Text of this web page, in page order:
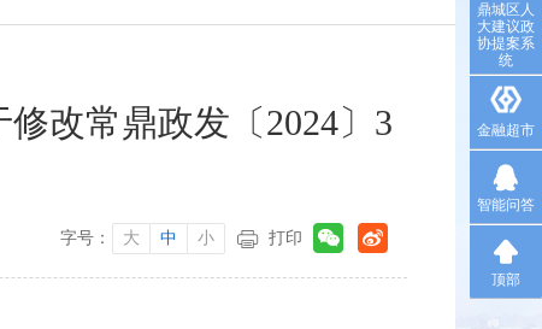
改常鼎政发〔2024〕3
字号： 大 中 小 打印
鼎城区人
大建议政
协提案系
统
金融超市
智能问答
顶部